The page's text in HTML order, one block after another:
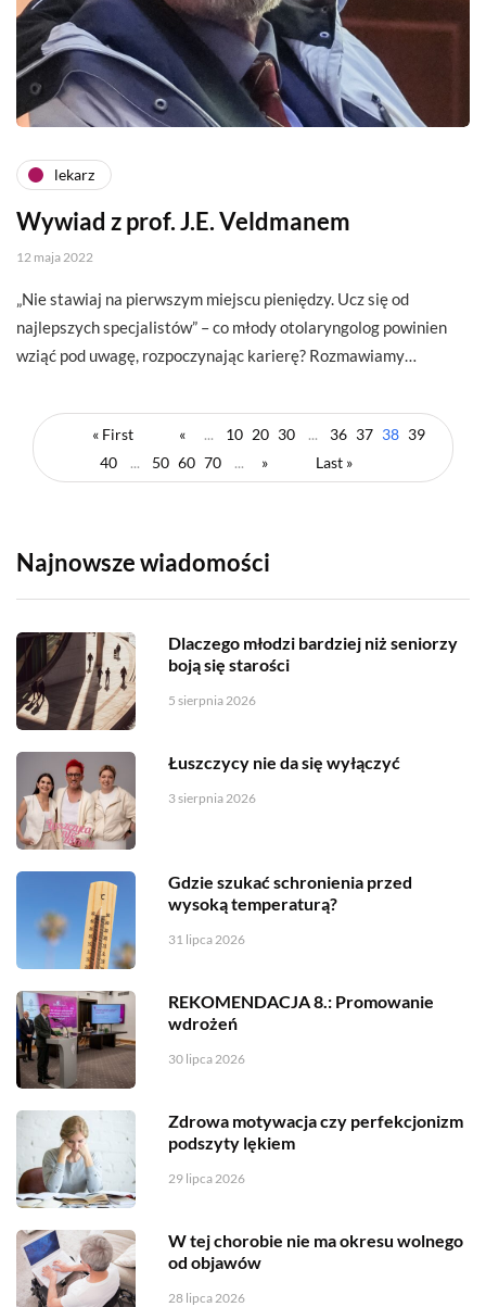
lekarz
Wywiad z prof. J.E. Veldmanem
12 maja 2022
„Nie stawiaj na pierwszym miejscu pieniędzy. Ucz się od
najlepszych specjalistów” – co młody otolaryngolog powinien
wziąć pod uwagę, rozpoczynając karierę? Rozmawiamy…
« First « ... 10 20 30 ... 36 37 38 39
40
... 50 60 70 ... » Last »
Najnowsze wiadomości
Dlaczego młodzi bardziej niż seniorzy
boją się starości
5 sierpnia 2026
Łuszczycy nie da się wyłączyć
3 sierpnia 2026
Gdzie szukać schronienia przed
wysoką temperaturą?
31 lipca 2026
REKOMENDACJA 8.: Promowanie
wdrożeń
30 lipca 2026
Zdrowa motywacja czy perfekcjonizm
podszyty lękiem
29 lipca 2026
W tej chorobie nie ma okresu wolnego
od objawów
28 lipca 2026